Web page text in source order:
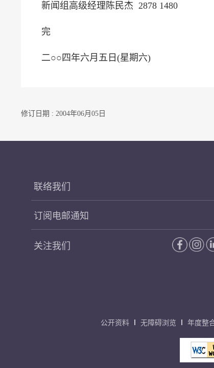
新闻组高级经理陈民杰 2878 1480
完
二○○四年六月五日(星期六)
修订日期 : 2004年06月05日
联络我们
订阅电邮通知
关注我们
公开资料 无障碍浏览 年度整